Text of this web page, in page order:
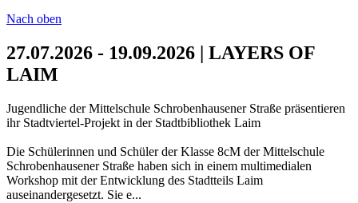
Nach oben
27.07.2026 - 19.09.2026 | LAYERS OF
LAIM
Jugendliche der Mittelschule Schrobenhausener Straße präsentieren
ihr Stadtviertel-Projekt in der Stadtbibliothek Laim
Die Schülerinnen und Schüler der Klasse 8cM der Mittelschule
Schrobenhausener Straße haben sich in einem multimedialen
Workshop mit der Entwicklung des Stadtteils Laim
auseinandergesetzt. Sie e...